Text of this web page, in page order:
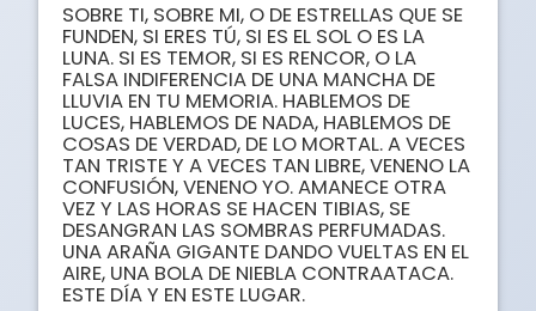
SOBRE TI, SOBRE MI, O DE ESTRELLAS QUE SE
FUNDEN, SI ERES TÚ, SI ES EL SOL O ES LA
LUNA. SI ES TEMOR, SI ES RENCOR, O LA
FALSA INDIFERENCIA DE UNA MANCHA DE
LLUVIA EN TU MEMORIA. HABLEMOS DE
LUCES, HABLEMOS DE NADA, HABLEMOS DE
COSAS DE VERDAD, DE LO MORTAL. A VECES
TAN TRISTE Y A VECES TAN LIBRE, VENENO LA
CONFUSIÓN, VENENO YO. AMANECE OTRA
VEZ Y LAS HORAS SE HACEN TIBIAS, SE
DESANGRAN LAS SOMBRAS PERFUMADAS.
UNA ARAÑA GIGANTE DANDO VUELTAS EN EL
AIRE, UNA BOLA DE NIEBLA CONTRAATACA.
ESTE DÍA Y EN ESTE LUGAR.